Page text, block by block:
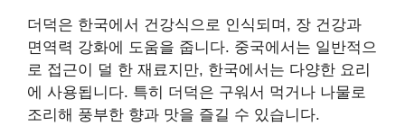
더덕은 한국에서 건강식으로 인식되며, 장 건강과
면역력 강화에 도움을 줍니다. 중국에서는 일반적으
로 접근이 덜 한 재료지만, 한국에서는 다양한 요리
에 사용됩니다. 특히 더덕은 구워서 먹거나 나물로
조리해 풍부한 향과 맛을 즐길 수 있습니다.